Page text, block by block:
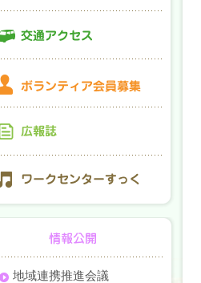
地域連携推進会議